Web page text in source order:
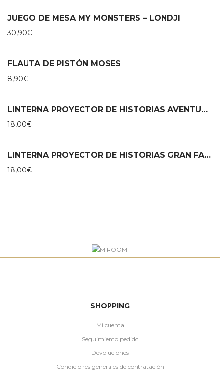
JUEGO DE MESA MY MONSTERS – LONDJI
30,90€
FLAUTA DE PISTÓN MOSES
8,90€
LINTERNA PROYECTOR DE HISTORIAS AVENTURAS DE PAULIE – MOULIN ROTY
18,00€
LINTERNA PROYECTOR DE HISTORIAS GRAN FAMILIA – MOULIN ROTY
18,00€
SHOPPING
Mi cuenta
Seguimiento pedido
Devoluciones
Condiciones generales de contratación